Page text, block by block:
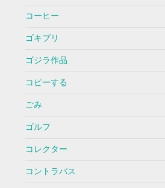
コーヒー
ゴキブリ
ゴジラ作品
コピーする
ごみ
ゴルフ
コレクター
コントラバス